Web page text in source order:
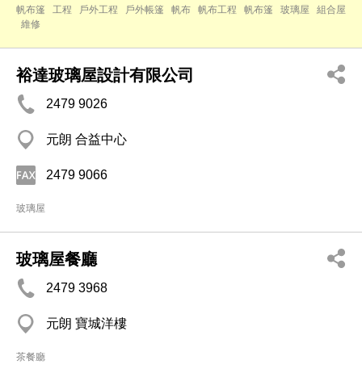
帆布篷 工程 戶外工程 戶外帳篷 帆布 帆布工程 帆布篷 玻璃屋
組合屋
維修
裕達玻璃屋設計有限公司
2479 9026
元朗 合益中心
2479 9066
玻璃屋
玻璃屋餐廳
2479 3968
元朗 寶城洋樓
茶餐廳